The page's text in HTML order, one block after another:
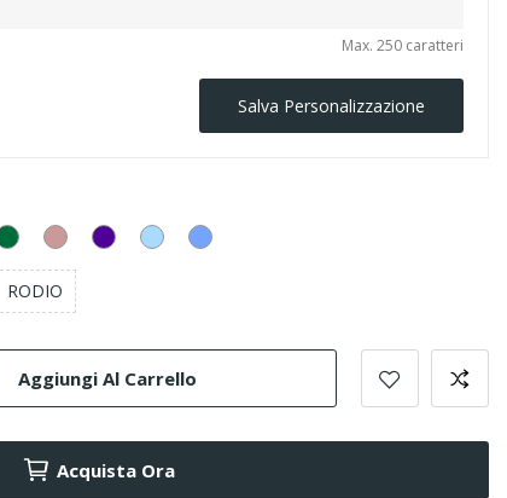
Max. 250 caratteri
Salva Personalizzazione
SmeraldoCipria Viola Acquamarina
Azzurro
polvere
RODIO
Aggiungi Al Carrello
Acquista Ora